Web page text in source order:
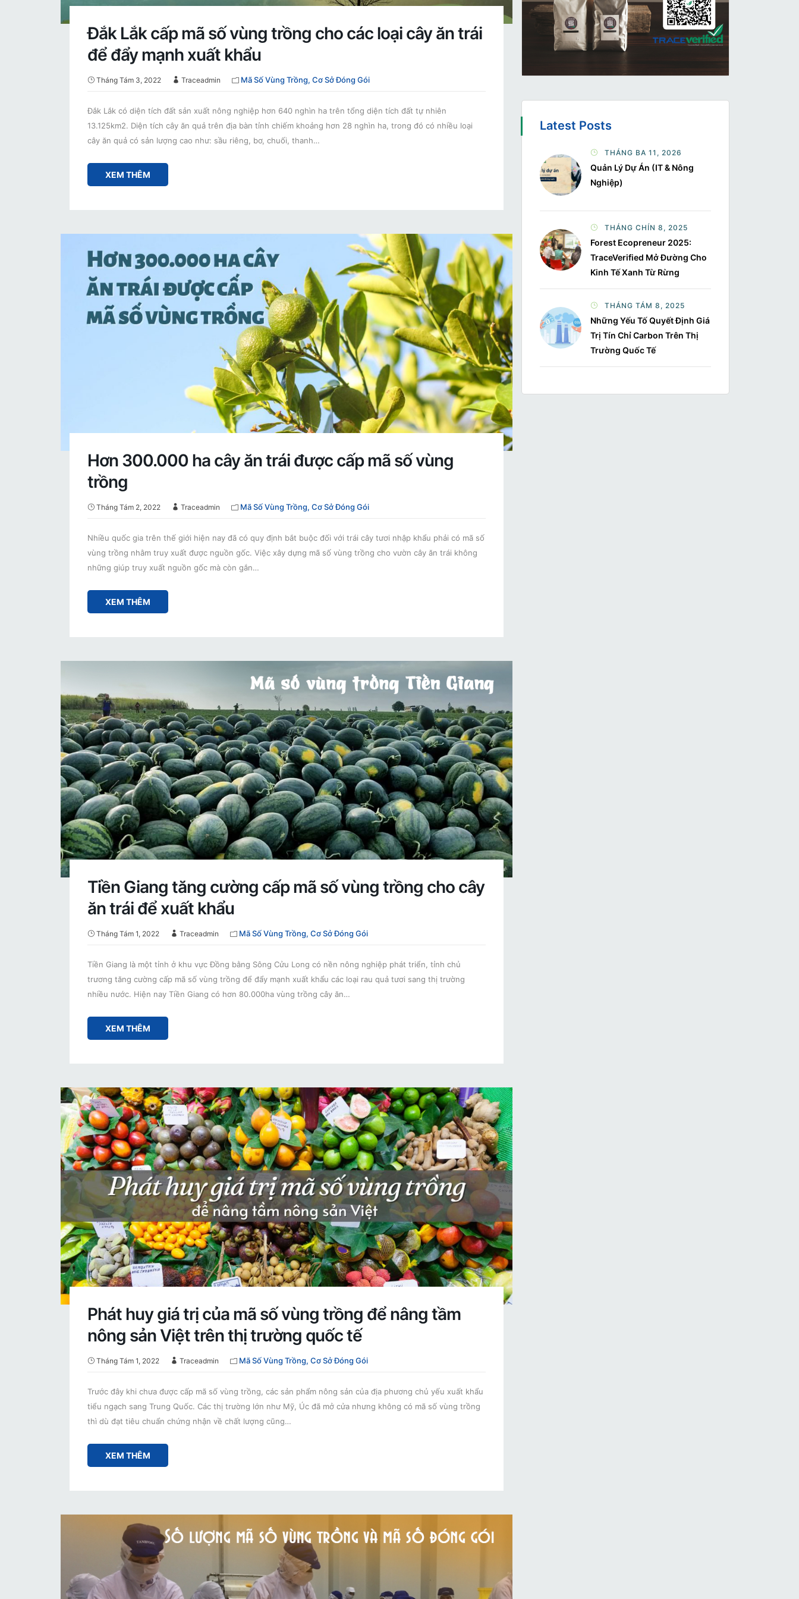
Đắk Lắk cấp mã số vùng trồng cho các loại cây ăn trái
để đẩy mạnh xuất khẩu
Tháng Tám 3, 2022 Traceadmin Mã Số Vùng Trồng, Cơ Sở Đóng Gói
Đắk Lắk có diện tích đất sản xuất nông nghiệp hơn 640 nghìn ha trên tổng diện tích đất tự nhiên
13.125km2. Diện tích cây ăn quả trên địa bàn tỉnh chiếm khoảng hơn 28 nghìn ha, trong đó có nhiều loại
cây ăn quả có sản lượng cao như: sầu riêng, bơ, chuối, thanh…
XEM THÊM
Hơn 300.000 ha cây ăn trái được cấp mã số vùng
trồng
Tháng Tám 2, 2022 Traceadmin Mã Số Vùng Trồng, Cơ Sở Đóng Gói
Nhiều quốc gia trên thế giới hiện nay đã có quy định bắt buộc đối với trái cây tươi nhập khẩu phải có mã số
vùng trồng nhằm truy xuất được nguồn gốc. Việc xây dựng mã số vùng trồng cho vườn cây ăn trái không
những giúp truy xuất nguồn gốc mà còn gắn…
XEM THÊM
Tiền Giang tăng cường cấp mã số vùng trồng cho cây
ăn trái để xuất khẩu
Tháng Tám 1, 2022 Traceadmin Mã Số Vùng Trồng, Cơ Sở Đóng Gói
Tiền Giang là một tỉnh ở khu vực Đồng bằng Sông Cửu Long có nền nông nghiệp phát triển, tỉnh chủ
trương tăng cường cấp mã số vùng trồng để đẩy mạnh xuất khẩu các loại rau quả tươi sang thị trường
nhiều nước. Hiện nay Tiền Giang có hơn 80.000ha vùng trồng cây ăn…
XEM THÊM
Phát huy giá trị của mã số vùng trồng để nâng tầm
nông sản Việt trên thị trường quốc tế
Tháng Tám 1, 2022 Traceadmin Mã Số Vùng Trồng, Cơ Sở Đóng Gói
Trước đây khi chưa được cấp mã số vùng trồng, các sản phẩm nông sản của địa phương chủ yếu xuất khẩu
tiểu ngạch sang Trung Quốc. Các thị trường lớn như Mỹ, Úc đã mở cửa nhưng không có mã số vùng trồng
thì dù đạt tiêu chuẩn chứng nhận về chất lượng cũng…
XEM THÊM
Latest Posts
THÁNG BA 11, 2026
Quản Lý Dự Án (IT & Nông
Nghiệp)
THÁNG CHÍN 8, 2025
Forest Ecopreneur 2025:
TraceVerified Mở Đường Cho
Kinh Tế Xanh Từ Rừng
THÁNG TÁM 8, 2025
Những Yếu Tố Quyết Định Giá
Trị Tín Chỉ Carbon Trên Thị
Trường Quốc Tế